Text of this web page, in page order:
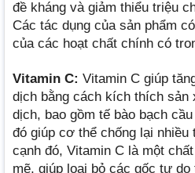
đề kháng và giảm thiểu triệu
Các tác dụng của sản phẩm
của các hoạt chất chính có
Vitamin C: Vitamin C giúp
dịch bằng cách kích thích sản
dịch, bao gồm tế bào bạch
đó giúp cơ thể chống lại nhiều
cạnh đó, Vitamin C là một
mẽ, giúp loại bỏ các gốc tự